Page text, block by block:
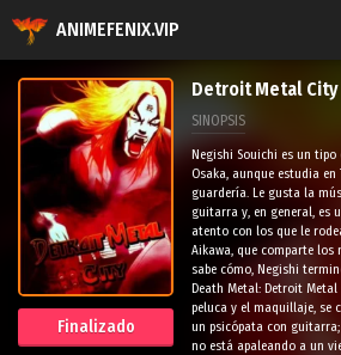
ANIMEFENIX.VIP
Finalizado
Detroit Metal City
SINOPSIS
Negishi Souichi es un
Osaka, aunque estudia
guardería. Le gusta la
guitarra y, en general, es
atento con los que le
Aikawa, que comparte los
sabe cómo, Negishi
Death Metal: Detroit
peluca y el maquillaje, se
un psicópata con
no está apaleando a un